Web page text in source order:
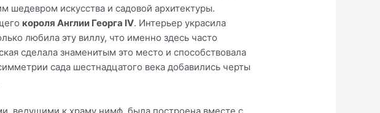
шедевром искусства и садовой архитектуры.
короля Англии Георга IV. Интерьер украсила
любила эту виллу, что именно здесь часто
сделала знаменитым это место и способствовала
сада шестнадцатого века добавились черты
ведущими к храму нимф, была построена вместе с